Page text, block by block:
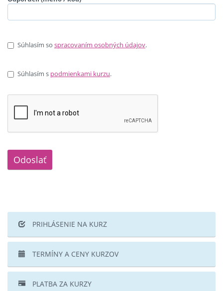
Súhlasím so spracovaním osobných údajov.
Súhlasím s podmienkami kurzu.
Odoslať
PRIHLÁSENIE NA KURZ
TERMÍNY A CENY KURZOV
PLATBA ZA KURZY